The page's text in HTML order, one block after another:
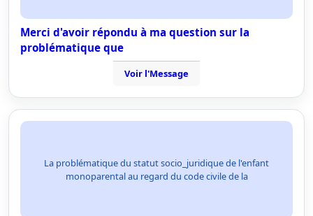
Merci d'avoir répondu à ma question sur la
problématique que
Voir l'Message
La problématique du statut socio_juridique de l'enfant
monoparental au regard du code civile de la